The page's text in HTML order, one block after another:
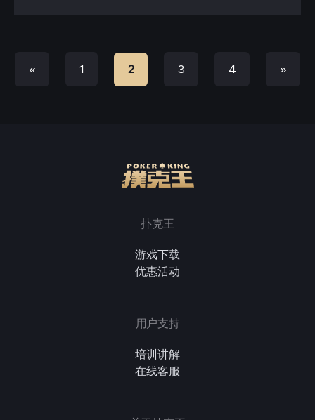
« 1 2 3 4 »
扑克王
游戏下载
优惠活动
用户支持
培训讲解
在线客服